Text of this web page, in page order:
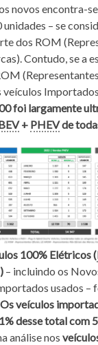
novos encontra-
– se
dos ROM
Contudo, se a
veículos
foi largamente
+ PHEVde
100% Elétricos (
– incluindo os
usados –
Os veículos
desse total com
análise nos